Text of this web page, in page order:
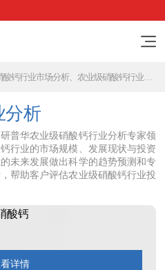
农业级硝酸钙行业市场分析、农业级硝酸钙行业研究报告
分析
普华农业级硝酸钙行业分析专家领
行业的市场规模、发展现状与投资
未来发展做出科学的趋势预测和专
帮助客户评估农业级硝酸钙行业投
详情